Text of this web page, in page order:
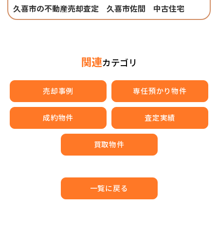
久喜市の不動産売却査定 久喜市佐間 中古住宅
関連カテゴリ
売却事例 専任預かり物件
成約物件 査定実績
買取物件
一覧に戻る